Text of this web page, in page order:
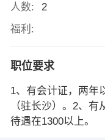
人数:
2
福利:
职位要求
1、有会计证，两年
（驻长沙）。2、
待遇在1300以上。